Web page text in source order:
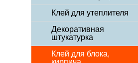
Клей для утеплителя
Декоративная
штукатурка
Клей для блока,